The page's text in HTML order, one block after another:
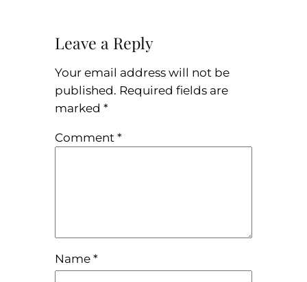
Leave a Reply
Your email address will not be
published. Required fields are
marked *
Comment *
Name *